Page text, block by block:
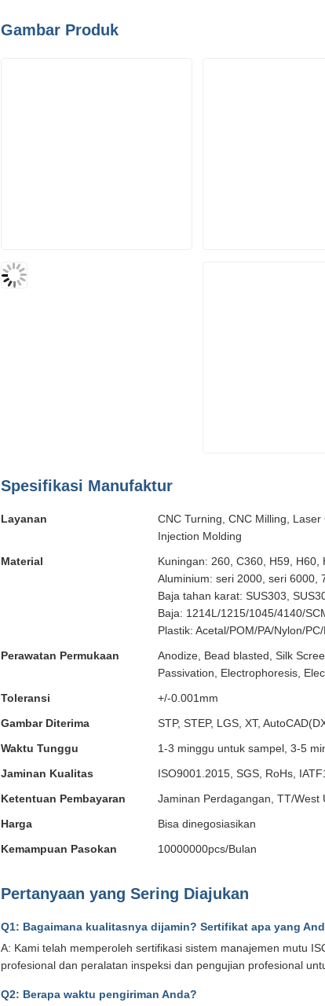
Gambar Produk
Spesifikasi Manufaktur
Layanan
CNC Turning, CNC Milling,
Injection Molding
Material
Kuningan: 260, C360, H59,
Aluminium: seri 2000, seri 6000,
Baja tahan karat: SUS303,
Baja: 1214L/1215/1045/4140/
Plastik: Acetal/POM/PA/Nylon/
Perawatan Permukaan
Anodize, Bead blasted, Silk
Passivation, Electrophoresis,
Toleransi
+/-0.001mm
Gambar Diterima
STP, STEP, LGS, XT,
Waktu Tunggu
1-3 minggu untuk sampel, 3-5
Jaminan Kualitas
ISO9001.2015, SGS, RoHs,
Ketentuan Pembayaran
Jaminan Perdagangan, TT/West
Harga
Bisa dinegosiasikan
Kemampuan Pasokan
10000000pcs/Bulan
Pertanyaan yang Sering Diajukan
Q1: Bagaimana kualitasnya dijamin? Sertifikat apa yang
A: Kami telah memperoleh sertifikasi sistem manajemen mutu
profesional dan peralatan inspeksi dan pengujian profesional
Q2: Berapa waktu pengiriman Anda?